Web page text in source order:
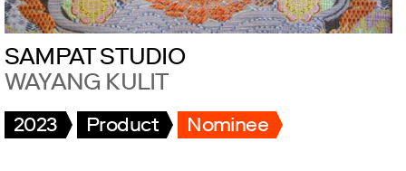
SAMPAT STUDIO
WAYANG KULIT
2023 Product Nominee